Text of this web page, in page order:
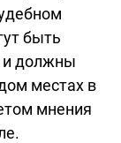
быть
и должны
местах в
мнения